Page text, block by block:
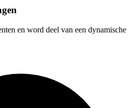
en word deel van een dynamische